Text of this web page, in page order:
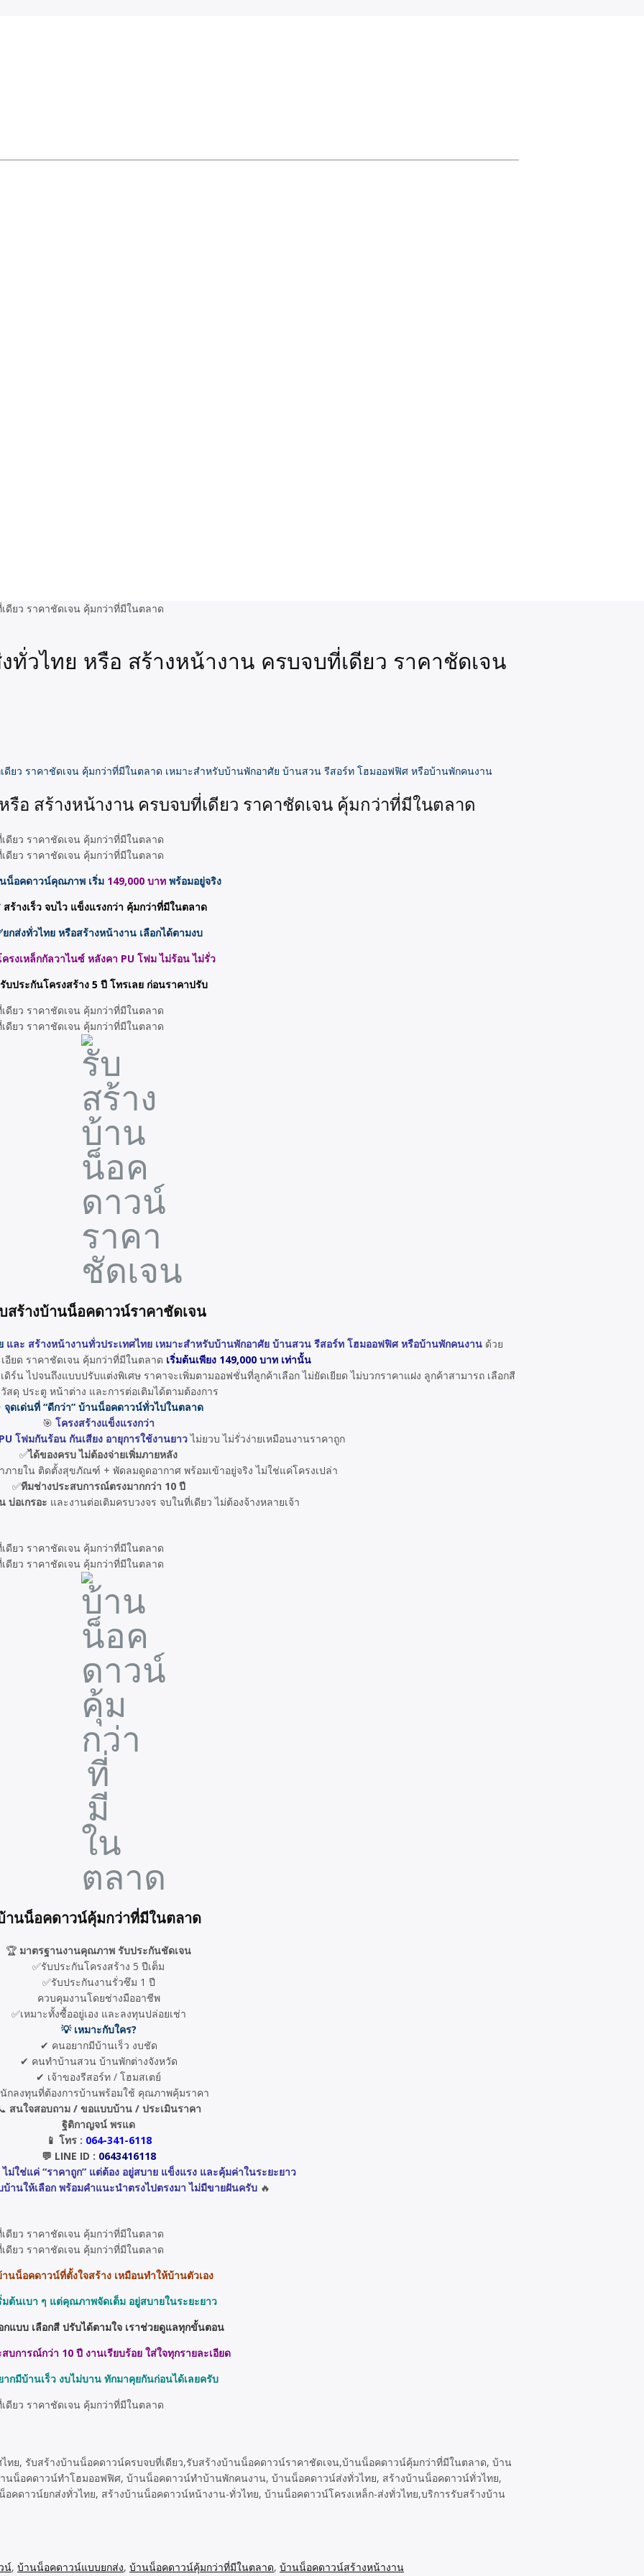
วไทย หรือ สร้างหน้างาน ครบจบที่เดียว ราคาชัดเจน
ดียว ราคาชัดเจน คุ้มกว่าที่มีในตลาด เหมาะสำหรับบ้านพักอาศัย บ้านสวน รีสอร์ท โฮมออฟฟิศ หรือบ้านพักคนงาน
อ สร้างหน้างาน ครบจบที่เดียว ราคาชัดเจน คุ้มกว่าที่มีในตลาด
น็อคดาวน์คุณภาพ เริ่ม 149,000 บาท พร้อมอยู่จริง
สร้างเร็ว จบไว แข็งแรงกว่า คุ้มกว่าที่มีในตลาด
ยกส่งทั่วไทย หรือสร้างหน้างาน เลือกได้ตามงบ
รงเหล็กกัลวาไนซ์ หลังคา PU โฟม ไม่ร้อน ไม่รั่ว
บประกันโครงสร้าง 5 ปี โทรเลย ก่อนราคาปรับ
สร้างบ้านน็อคดาวน์ราคาชัดเจน
และ สร้างหน้างานทั่วประเทศไทย เหมาะสำหรับบ้านพักอาศัย บ้านสวน รีสอร์ท โฮมออฟฟิศ หรือบ้านพักคนงาน ด้วย
อียด ราคาชัดเจน คุ้มกว่าที่มีในตลาด เริ่มต้นเพียง 149,000 บาท เท่านั้น
น ไปจนถึงแบบปรับแต่งพิเศษ ราคาจะเพิ่มตามออฟชั่นที่ลูกค้าเลือก ไม่ยัดเยียด ไม่บวกราคาแฝง ลูกค้าสามารถ เลือกสี
สดุ ประตู หน้าต่าง และการต่อเติมได้ตามต้องการ
จุดเด่นที่ “ดีกว่า” บ้านน็อคดาวน์ทั่วไปในตลาด
🎯 โครงสร้างแข็งแรงกว่า
โฟมกันร้อน กันเสียง อายุการใช้งานยาวไม่ยวบ ไม่รั่วง่ายเหมือนงานราคาถูก
✅ได้ของครบ ไม่ต้องจ่ายเพิ่มภายหลัง
ายใน ติดตั้งสุขภัณฑ์ + พัดลมดูดอากาศ พร้อมเข้าอยู่จริง ไม่ใช่แค่โครงเปล่า
✅ทีมช่างประสบการณ์ตรงมากกว่า 10 ปี
บ่อเกรอะ และงานต่อเติมครบวงจร จบในที่เดียว ไม่ต้องจ้างหลายเจ้า
านน็อคดาวน์คุ้มกว่าที่มีในตลาด
🏆 มาตรฐานงานคุณภาพ รับประกันชัดเจน
✅รับประกันโครงสร้าง 5 ปีเต็ม
✅รับประกันงานรั่วซึม 1 ปี
ควบคุมงานโดยช่างมืออาชีพ
✅เหมาะทั้งซื้ออยู่เอง และลงทุนปล่อยเช่า
💡 เหมาะกับใคร?
✔ คนอยากมีบ้านเร็ว งบชัด
✔ คนทำบ้านสวน บ้านพักต่างจังหวัด
✔ เจ้าของรีสอร์ท / โฮมสเตย์
กลงทุนที่ต้องการบ้านพร้อมใช้ คุณภาพคุ้มราคา
สนใจสอบถาม / ขอแบบบ้าน / ประเมินราคา
ฐิติกาญจน์ พรแด
📱 โทร : 064-341-6118
💬 LINE ID : 0643416118
ใช่แค่ “ราคาถูก” แต่ต้อง อยู่สบาย แข็งแรง และคุ้มค่าในระยะยาว
านให้เลือก พร้อมคำแนะนำตรงไปตรงมา ไม่มีขายฝันครับ 🔥
านน็อคดาวน์ที่ตั้งใจสร้าง เหมือนทำให้บ้านตัวเอง
มต้นเบา ๆ แต่คุณภาพจัดเต็ม อยู่สบายในระยะยาว
กแบบ เลือกสี ปรับได้ตามใจ เราช่วยดูแลทุกขั้นตอน
บการณ์กว่า 10 ปี งานเรียบร้อย ใส่ใจทุกรายละเอียด
ากมีบ้านเร็ว งบไม่บาน ทักมาคุยกันก่อนได้เลยครับ
ย, รับสร้างบ้านน็อคดาวน์ครบจบที่เดียว,รับสร้างบ้านน็อคดาวน์ราคาชัดเจน,บ้านน็อคดาวน์คุ้มกว่าที่มีในตลาด, บ้าน
น็อคดาวน์ทำโฮมออฟฟิศ, บ้านน็อคดาวน์ทำบ้านพักคนงาน, บ้านน็อคดาวน์ส่งทั่วไทย, สร้างบ้านน็อคดาวน์ทั่วไทย,
ดาวน์ยกส่งทั่วไทย, สร้างบ้านน็อคดาวน์หน้างาน-ทั่วไทย, บ้านน็อคดาวน์โครงเหล็ก-ส่งทั่วไทย,บริการรับสร้างบ้าน
น์, บ้านน็อคดาวน์แบบยกส่ง, บ้านน็อคดาวน์คุ้มกว่าที่มีในตลาด, บ้านน็อคดาวน์สร้างหน้างาน